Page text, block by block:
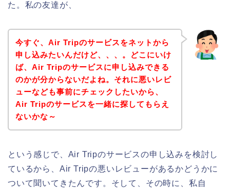
た。私の友達が、
今すぐ、Air Tripのサービスをネットから
申し込みたいんだけど、、、。どこにいけ
ば、Air Tripのサービスに申し込みできる
のかが分からないだよね。それに悪いレビ
ューなども事前にチェックしたいから、
Air Tripのサービスを一緒に探してもらえ
ないかな～
という感じで、Air Tripのサービスの申し込みを検討し
ているから、Air Tripの悪いレビューがあるかどうかに
ついて聞いてきたんです。そして、その時に、私自